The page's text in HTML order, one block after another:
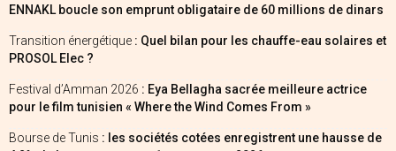
ENNAKL boucle son emprunt obligataire de 60 millions de dinars
Transition énergétique : Quel bilan pour les chauffe-eau solaires et
PROSOL Elec ?
Festival d’Amman 2026 : Eya Bellagha sacrée meilleure actrice
pour le film tunisien « Where the Wind Comes From »
Bourse de Tunis : les sociétés cotées enregistrent une hausse de